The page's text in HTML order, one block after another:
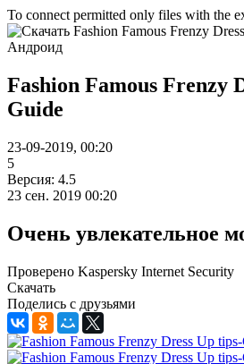
To connect permitted only files with the
Fashion Famous Frenzy
Guide
23-09-2019, 00:20
5
Версия: 4.5
23 сен. 2019 00:20
Очень увлекательное
Проверено Kaspersky Internet Security
Скачать
Поделись с друзьями